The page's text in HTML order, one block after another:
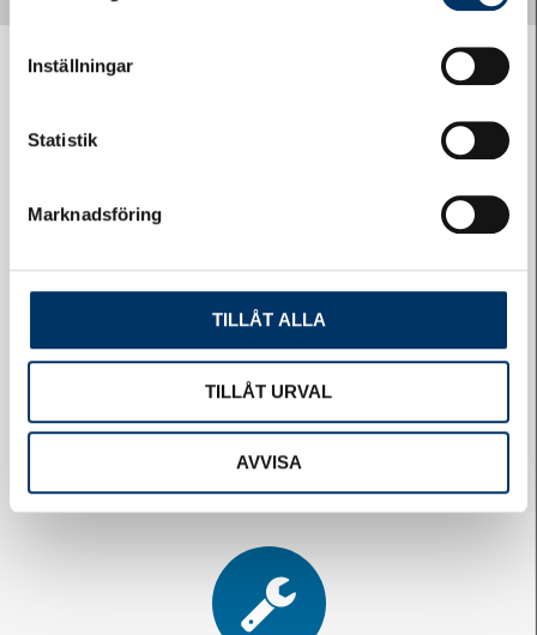
Inställningar
Statistik
Marknadsföring
TILLÅT ALLA
TILLÅT URVAL
AVVISA
Felanmälan